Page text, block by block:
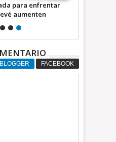
para enfrentar
aumenten
INFORMATIVA
BLOGGER FACEBOOK